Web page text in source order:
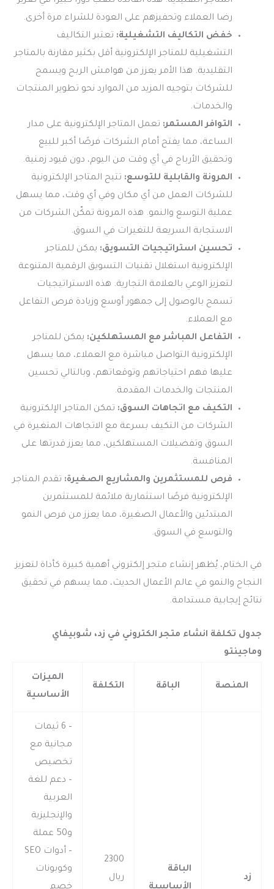
رضا العملاء وتحفيزهم على العودة للشراء مرة أخرى.
خفض التكاليف التشغيلية: تعتبر التكاليف
التشغيلية للمتاجر الإلكترونية أقل بكثير مقارنة بالمتاجر
التقليدية. هذا الأمر يعزز من هوامش الربح ويسمح
للشركات بتوجيه المزيد من الموارد نحو تطوير المنتجات
والخدمات.
التوافر المستمر: تعمل المتاجر الإلكترونية على مدار
الساعة، مما يفتح أمام الشركات فرصًا أكبر للبيع
وتحقيق الأرباح في أي وقت من اليوم، دون قيود زمنية.
المرونة والقابلية للتوسع: تتيح المتاجر الإلكترونية
للشركات العمل من أي مكان وفي أي وقت، مما يسهل
عملية التوسع والنمو. هذه المرونة تمكّن الشركات من
الاستجابة السريعة للتغيرات في السوق.
تحسين استراتيجيات التسويق: يمكن للمتاجر
الإلكترونية استغلال تقنيات التسويق الرقمية المتنوعة
لتعزيز الوعي بالعلامة التجارية. هذه الاستراتيجيات
تسمح بالوصول إلى جمهور أوسع وزيادة فرص التفاعل
مع العملاء.
التفاعل المباشر مع المستهلكين: يمكن للمتاجر
الإلكترونية التواصل مباشرة مع العملاء، مما يسهل
عليها فهم احتياجاتهم وتوقعاتهم، وبالتالي تحسين
المنتجات والخدمات المقدمة.
التكيف مع اتجاهات السوق: تمكن المتاجر الإلكترونية
الشركات من التكيف بسرعة مع الاتجاهات المتغيرة في
السوق وتفضيلات المستهلكين، مما يعزز قدرتها على
المنافسة.
فرص للمستثمرين والمشاريع الصغيرة: تقدم المتاجر
الإلكترونية فرصًا استثمارية ملائمة للمستثمرين
المبتدئين والأعمال الصغيرة، مما يعزز من فرص النمو
والتوسع في السوق.
في الختام، يُظهر إنشاء متجر إلكتروني أهمية كبيرة كأداة لتعزيز
النجاح والنمو في عالم الأعمال الحديث، مما يسهم في تحقيق
نتائج إيجابية مستدامة.
جدول تكلفة انشاء متجر الكتروني في زد، شوبيفاي
وماجينتو
المنصة الباقة التكلفة
الميزات
الأساسية
زد
الباقة
2300
ريال
– 6 ثيمات
مجانية مع
تخصيص
– دعم للغة
العربية
والإنجليزية
و50 عملة
– أدوات SEO
وكوبونات